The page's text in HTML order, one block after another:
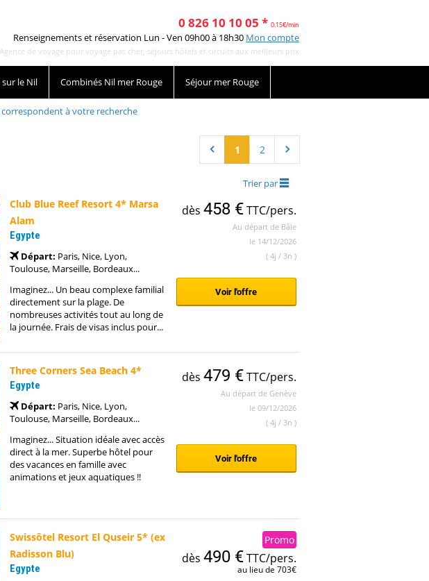
0 826 10 10 05 * 0.15€/min
Renseignements et réservation Lun - Ven 09h00 à 18h30 Mon compte
Agence de voyage pour voyage pas cher, séjours hôtels et circuits aux meilleurs prix
le Nil Combinés Nil mer Rouge Séjour mer Rouge
correspondent à votre recherche
1 2
Trier par
Club Blue Reef Resort 4* Marsa
Alam
Egypte
Départ: Paris, Nice, Lyon,
Toulouse, Marseille, Bordeaux...
Imaginez... Un beau complexe familial
directement sur la plage. De
nombreuses activités tout au long de
la journée. Frais de visas inclus pour...
dès 458 €TTC/pers.
Au départ de Bâle
le 14/12/2026
( 4j / 3n )
Voir l'offre
Three Corners Sea Beach 4*
Egypte
Départ: Paris, Nice, Lyon,
Toulouse, Marseille, Bordeaux...
Imaginez... Situation idéale avec accès
direct à la mer. Superbe hôtel pour
des vacances en famille avec
animations et jeux aquatiques !!
dès 479 €TTC/pers.
Au départ de Genève
le 09/12/2026
( 4j / 3n )
Voir l'offre
Swissôtel Resort El Quseir 5* (ex
Radisson Blu)
Egypte
Promo
dès 490 €TTC/pers.
au lieu de 703€